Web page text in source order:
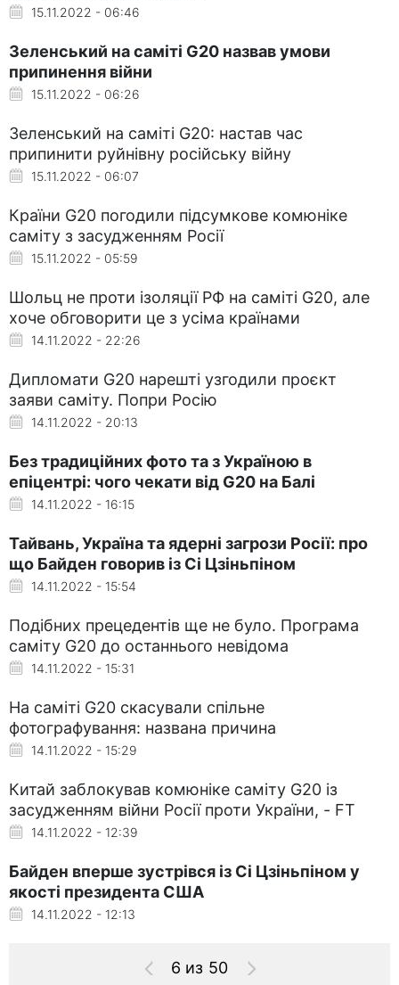
15.11.2022 - 06:46
Зеленський на саміті G20 назвав умови
припинення війни
15.11.2022 - 06:26
Зеленський на саміті G20: настав час
припинити руйнівну російську війну
15.11.2022 - 06:07
Країни G20 погодили підсумкове комюніке
саміту з засудженням Росії
15.11.2022 - 05:59
Шольц не проти ізоляції РФ на саміті G20, але
хоче обговорити це з усіма країнами
14.11.2022 - 22:26
Дипломати G20 нарешті узгодили проєкт
заяви саміту. Попри Росію
14.11.2022 - 20:13
Без традиційних фото та з Україною в
епіцентрі: чого чекати від G20 на Балі
14.11.2022 - 16:15
Тайвань, Україна та ядерні загрози Росії: про
що Байден говорив із Сі Цзіньпіном
14.11.2022 - 15:54
Подібних прецедентів ще не було. Програма
саміту G20 до останнього невідома
14.11.2022 - 15:31
На саміті G20 скасували спільне
фотографування: названа причина
14.11.2022 - 15:29
Китай заблокував комюніке саміту G20 із
засудженням війни Росії проти України, - FT
14.11.2022 - 12:39
Байден вперше зустрівся із Сі Цзіньпіном у
якості президента США
14.11.2022 - 12:13
6 из 50